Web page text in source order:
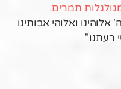
תמרים.
ואלוהי אבותינו
רעתנו"